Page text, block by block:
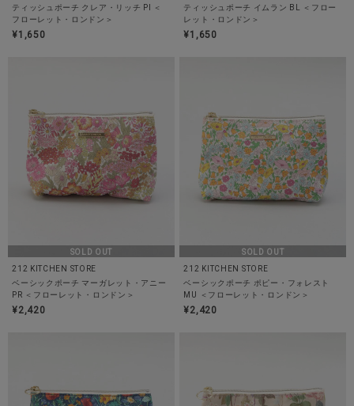
ティッシュポーチ クレア・リッチ PI ＜
フローレット・ロンドン＞
¥1,650
ティッシュポーチ イムラン BL ＜フロー
レット・ロンドン＞
¥1,650
SOLD OUT
212 KITCHEN STORE
ベーシックポーチ マーガレット・アニー
PR ＜フローレット・ロンドン＞
¥2,420
SOLD OUT
212 KITCHEN STORE
ベーシックポーチ ポピー・フォレスト
MU ＜フローレット・ロンドン＞
¥2,420